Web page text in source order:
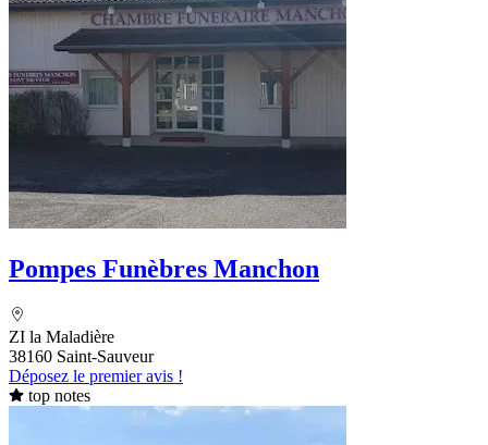
Pompes Funèbres Manchon
ZI la Maladière
38160 Saint-Sauveur
Déposez le premier avis !
top notes